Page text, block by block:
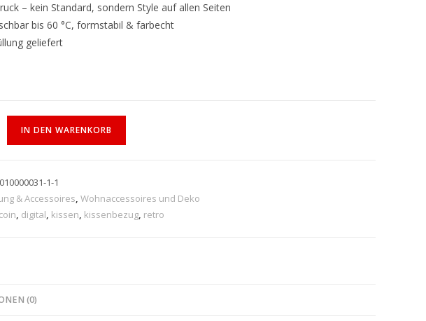
– kein Standard, sondern Style auf allen Seiten
bis 60 °C, formstabil & farbecht
geliefert
IN DEN WARENKORB
1-1
& Accessoires, Wohnaccessoires und Deko
, digital, kissen, kissenbezug, retro
(0)